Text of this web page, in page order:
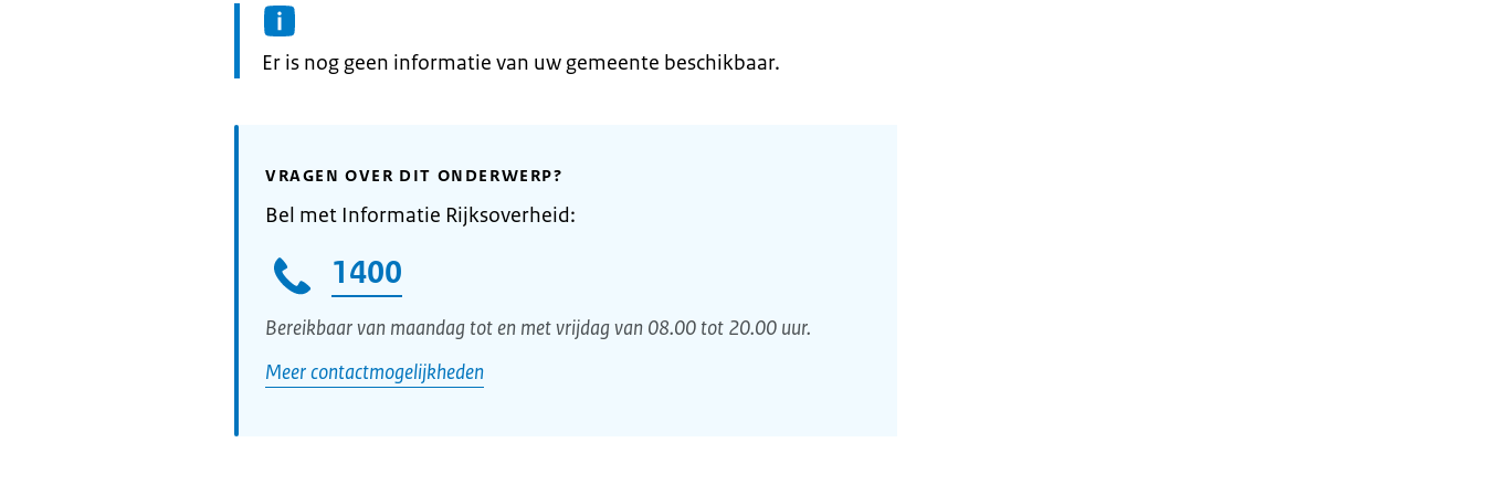
Informatie:
Er is nog geen informatie van uw gemeente beschikbaar.
VRAGEN OVER DIT ONDERWERP?
Bel met Informatie Rijksoverheid:
1400
Bereikbaar van maandag tot en met vrijdag van 08.00 tot 20.00 uur.
Meer contactmogelijkheden